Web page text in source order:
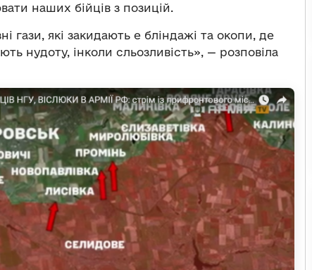
наших бійців з позицій.
гази, які закидають e бліндажі та окопи, де
нудоту, інколи сльозливість», — розповіла